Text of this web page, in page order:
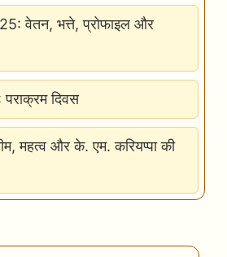
वेतन, भत्ते, प्रोफाइल और
दिवस
महत्व और के. एम. करियप्पा की